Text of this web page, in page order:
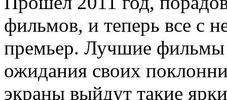
фильмов, и теперь все с
премьер. Лучшие фильмы
ожидания своих
экраны выйдут такие